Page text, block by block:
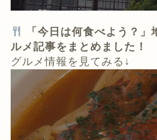
「今日は何食べよう？
ルメ記事をまとめました！
グルメ情報を見てみる↓